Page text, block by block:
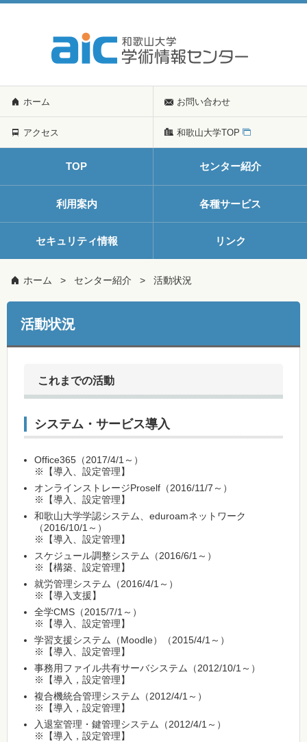
ホーム お問い合わせ
アクセス 和歌山大学TOP
TOP センター紹介
利用案内 各種サービス
セキュリティ情報 リンク
ホーム センター紹介 活動状況
活動状況
これまでの活動
システム・サービス導入
Office365（2017/4/1～）
※【導入、設定管理】
オンラインストレージProself（2016/11/7～）
※【導入、設定管理】
和歌山大学学認システム、eduroamネットワーク
（2016/10/1～）
※【導入、設定管理】
スケジュール調整システム（2016/6/1～）
※【構築、設定管理】
就労管理システム（2016/4/1～）
※【導入支援】
全学CMS（2015/7/1～）
※【導入、設定管理】
学習支援システム（Moodle）（2015/4/1～）
※【導入、設定管理】
事務用ファイル共有サーバシステム（2012/10/1～）
※【導入，設定管理】
複合機統合管理システム（2012/4/1～）
※【導入，設定管理】
入退室管理・鍵管理システム（2012/4/1～）
※【導入，設定管理】